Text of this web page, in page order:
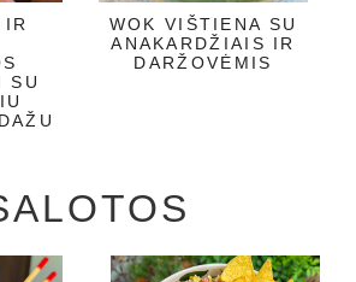
SU
WOK VIŠTIENA SU
ANAKARDŽIAIS IR
DARŽOVĖMIS